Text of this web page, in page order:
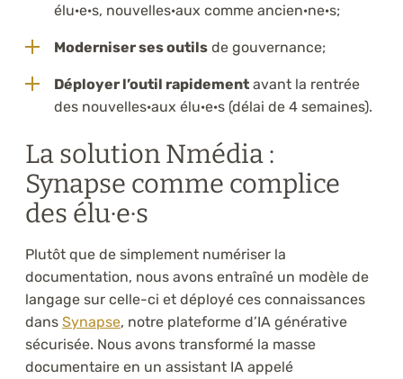
élu·e·s, nouvelles·aux comme ancien·ne·s;
Moderniser ses outils de gouvernance;
Déployer l’outil rapidement avant la rentrée
des nouvelles·aux élu·e·s (délai de 4 semaines).
La solution Nmédia :
Synapse comme complice
des élu·e·s
Plutôt que de simplement numériser la
documentation, nous avons entraîné un modèle de
langage sur celle-ci et déployé ces connaissances
dans Synapse, notre plateforme d’IA générative
sécurisée. Nous avons transformé la masse
documentaire en un assistant IA appelé